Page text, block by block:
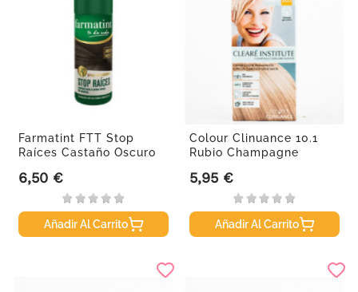
Farmatint FTT Stop
Raíces Castaño Oscuro
Precio
6,50 €
Añadir Al Carrito
Colour Clinuance 10.1
Rubio Champagne
Precio
5,95 €
Añadir Al Carrito